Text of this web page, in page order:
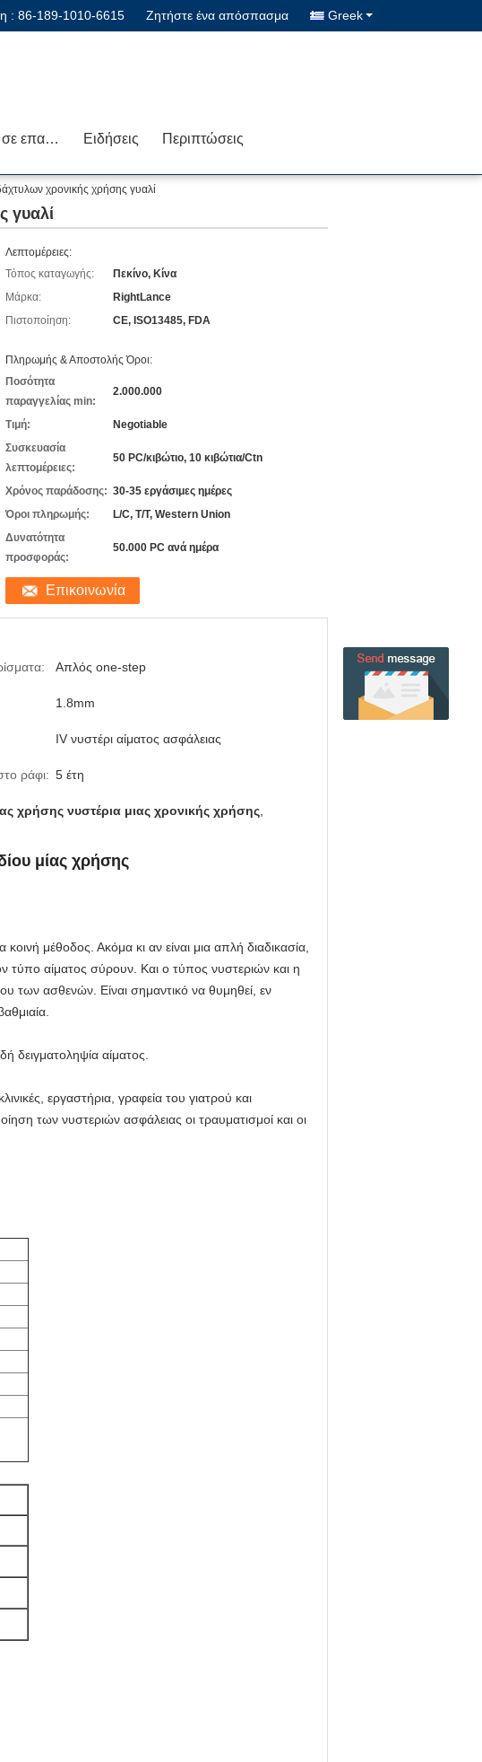
: 86-189-1010-6615 Ζητήστε ένα απόσπασμα Greek
Μας ελάτε σε επαφή με Ειδήσεις Περιπτώσεις
χρονικής χρήσης γυαλί
γυαλί
Λεπτομέρειες:
Τόπος καταγωγής:
Πεκίνο, Κίνα
Μάρκα:
RightLance
Πιστοποίηση:
CE, ISO13485, FDA
Πληρωμής & Αποστολής Όροι:
Ποσότητα
παραγγελίας min:
2.000.000
Τιμή:
Negotiable
Συσκευασία
λεπτομέρειες:
50 PC/κιβώτιο, 10 κιβώτια/Ctn
Χρόνος παράδοσης: 30-35 εργάσιμες ημέρες
Όροι πληρωμής:
L/C, T/T, Western Union
Δυνατότητα
προσφοράς:
50.000 PC ανά ημέρα
Επικοινωνία
Απλός one-step
1.8mm
IV νυστέρι αίματος ασφάλειας
ράφι: 5 έτη
χρήσης νυστέρια μιας χρονικής χρήσης
μίας χρήσης
μέθοδος. Ακόμα κι αν είναι μια απλή διαδικασία,
αίματος σύρουν. Και ο τύπος νυστεριών και η
των ασθενών. Είναι σημαντικό να θυμηθεί, εν
δειγματοληψία αίματος.
εργαστήρια, γραφεία του γιατρού και
των νυστεριών ασφάλειας οι τραυματισμοί και οι